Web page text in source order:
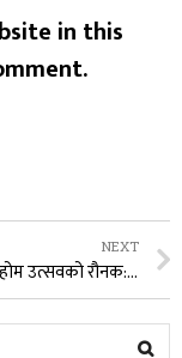
in this
NEXT
गण्डकी कोटिहोम उत्सवको रौनक: वडाध्यक्षदेखि प्रेस रजिस्टारसम्मको नाचगानले महायज्ञमा थपियो उर्जा